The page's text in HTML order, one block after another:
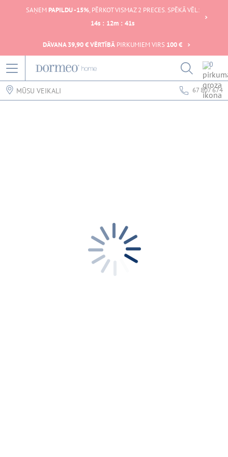
SAŅEM PAPILDU -15%, PĒRKOT VISMAZ 2 PRECES. SPĒKĀ VĒL:
14s : 12m : 41s
DĀVANA 39,90 € VĒRTĪBĀ PIRKUMIEM VIRS 100 €
0
MŪSU VEIKALI 67 807 674